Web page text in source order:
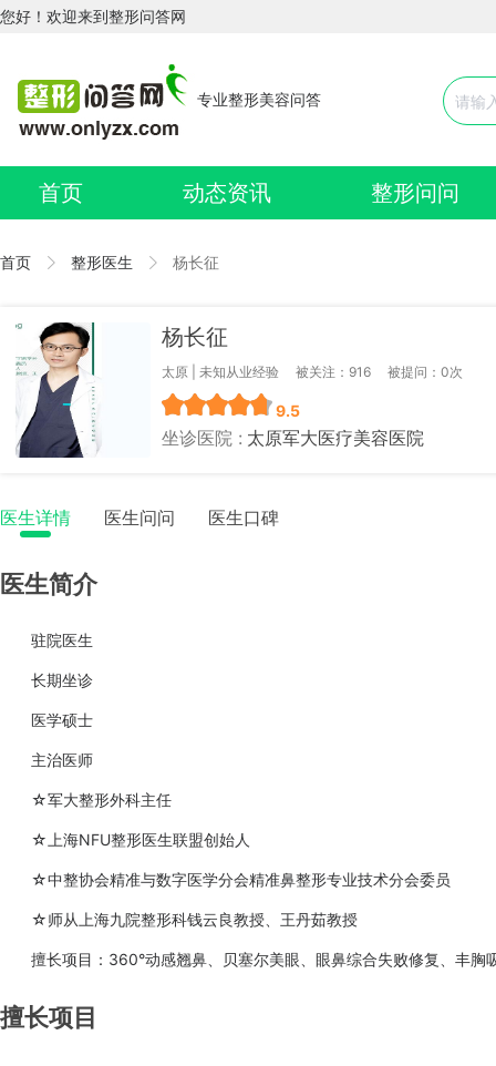
您好！欢迎来到整形问答网
专业整形美容问答
首页 动态资讯 整形问问
首页 整形医生 杨长征
杨长征
太原 | 未知从业经验 被关注：916 被提问：0次
9.5
坐诊医院 : 太原军大医疗美容医院
医生详情 医生问问 医生口碑
医生简介
驻院医生
长期坐诊
医学硕士
主治医师
☆军大整形外科主任
☆上海NFU整形医生联盟创始人
☆中整协会精准与数字医学分会精准鼻整形专业技术分会委员
☆师从上海九院整形科钱云良教授、王丹茹教授
擅长项目：360°动感翘鼻、贝塞尔美眼、眼鼻综合失败修复、丰胸
擅长项目